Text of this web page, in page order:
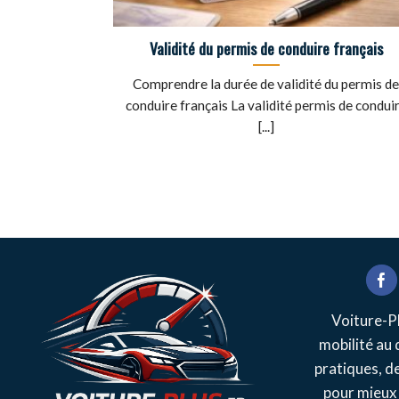
Validité du permis de conduire français
Comprendre la durée de validité du permis de
conduire français La validité permis de
[...]
Voiture-
mobilité au
pratiques,
pour